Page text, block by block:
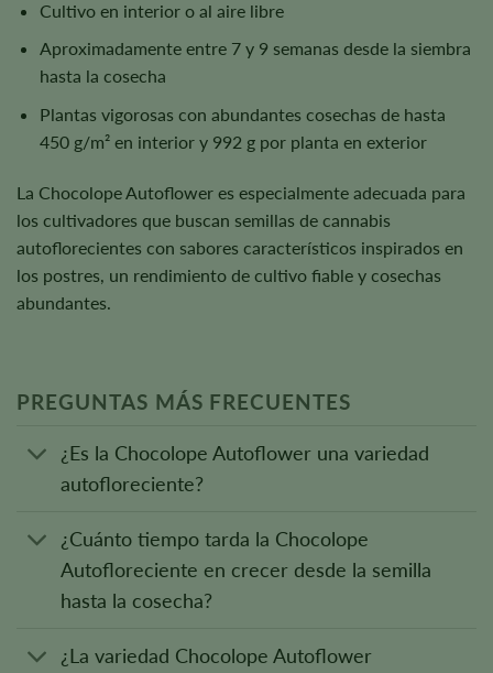
Cultivo en interior o al aire libre
Aproximadamente entre 7 y 9 semanas desde la siembra
hasta la cosecha
Plantas vigorosas con abundantes cosechas de hasta
450 g/m² en interior y 992 g por planta en exterior
La Chocolope Autoflower es especialmente adecuada para
los cultivadores que buscan semillas de cannabis
autoflorecientes con sabores característicos inspirados en
los postres, un rendimiento de cultivo fiable y cosechas
abundantes.
PREGUNTAS MÁS FRECUENTES
¿Es la Chocolope Autoflower una variedad
autofloreciente?
¿Cuánto tiempo tarda la Chocolope
Autofloreciente en crecer desde la semilla
hasta la cosecha?
¿La variedad Chocolope Autoflower